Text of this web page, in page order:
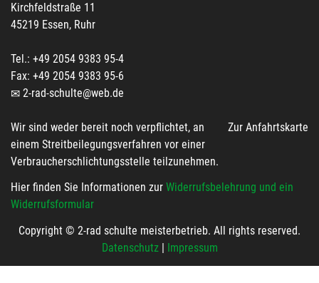
Kirchfeldstraße 11
45219 Essen, Ruhr
Tel.: +49 2054 9383 95-4
Fax: +49 2054 9383 95-6
2-rad-schulte@web.de
Zur Anfahrtskarte
Wir sind weder bereit noch verpflichtet, an
einem Streitbeilegungsverfahren vor einer
Verbraucherschlichtungsstelle teilzunehmen.
Hier finden Sie Informationen zur Widerrufsbelehrung und ein
Widerrufsformular
Copyright © 2-rad schulte meisterbetrieb. All rights reserved.
Datenschutz| Impressum